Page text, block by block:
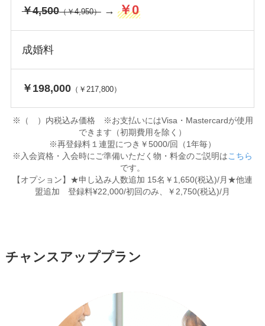
￥4,500（￥4,950）→ ￥0
成婚料
￥198,000（￥217,800）
※（ ）内税込み価格 ※お支払いにはVisa・Mastercardが使用
できます（初期費用を除く）
※再登録料１連盟につき￥5000/回（1年毎）
※入会資格・入会時にご準備いただく物・料金のご説明はこちら
です。
【オプション】★申し込み人数追加 15名￥1,650(税込)/月★他連
盟追加 登録料¥22,000/初回のみ、￥2,750(税込)/月
チャンスアッププラン